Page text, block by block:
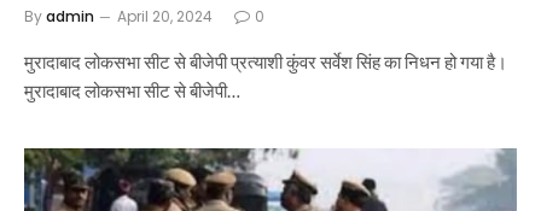
Byadmin April 20, 2024 0
मुरादाबाद लोकसभा सीट से बीजेपी प्रत्याशी कुंवर सर्वेश सिंह का निधन हो गया है।
मुरादाबाद लोकसभा सीट से बीजेपी…